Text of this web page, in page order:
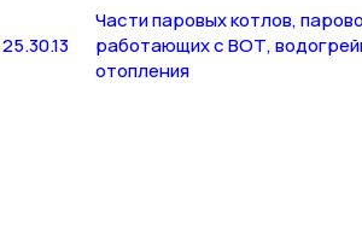
25.30.13
Части паровых котлов,
работающих с ВОТ,
отопления